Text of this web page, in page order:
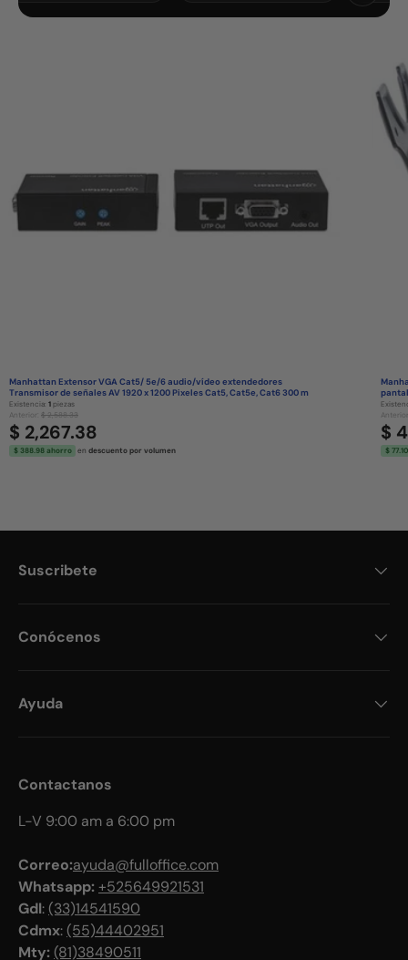
Manhattan Extensor VGA Cat5/ 5e/6 audio/vídeo extendedores
Transmisor de señales AV 1920 x 1200 Pixeles Cat5, Cat5e, Cat6 300 m
Existencia: 1 piezas
Anterior: $ 2,588.33
$ 2,267.38
$ 388.98 ahorro en descuento por volumen
$
$
Suscribete
Conócenos
Ayuda
Contactanos
L-V 9:00 am a 6:00 pm
Correo:ayuda@fulloffice.com
Whatsapp:+525649921531
Gdl: (33)14541590
Cdmx: (55)44402951
Mty: (81)38490511